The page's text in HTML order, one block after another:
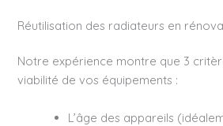
Réutilisation des radiateurs en
Notre expérience montre que 3
viabilité de vos équipements :
L’âge des appareils